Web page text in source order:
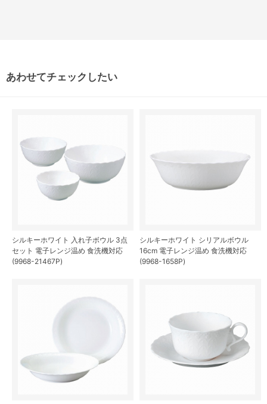
あわせてチェックしたい
シルキーホワイト 入れ子ボウル 3点
セット 電子レンジ温め 食洗機対応
(9968-21467P)
シルキーホワイト シリアルボウル
16cm 電子レンジ温め 食洗機対応
(9968-1658P)